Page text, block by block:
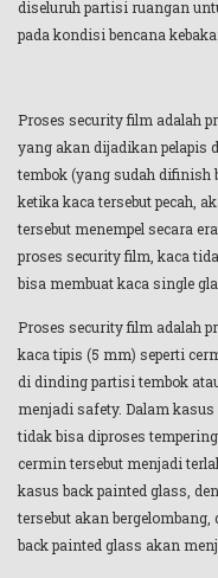
diseluruh partisi ruangan
pada kondisi bencana
Proses security film adalah
yang akan dijadikan pelapis
tembok (yang sudah difinish
ketika kaca tersebut pecah,
tersebut menempel secara
proses security film, kaca
bisa membuat kaca single
Proses security film adalah
kaca tipis (5 mm) seperti
di dinding partisi tembok
menjadi safety. Dalam
tidak bisa diproses
cermin tersebut menjadi
kasus back painted glass,
tersebut akan
back painted glass akan